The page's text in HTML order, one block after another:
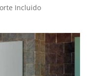
Incluido